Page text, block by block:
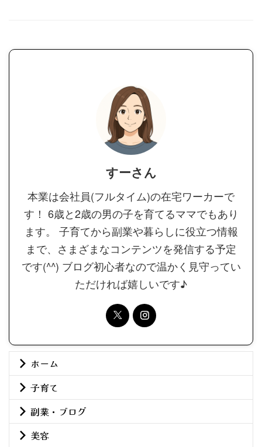
すーさん
本業は会社員(フルタイム)の在宅ワーカーで
す！ 6歳と2歳の男の子を育てるママでもあり
ます。 子育てから副業や暮らしに役立つ情報
まで、さまざまなコンテンツを発信する予定
です(^^) ブログ初心者なので温かく見守ってい
ただければ嬉しいです♪
ホーム
子育て
副業・ブログ
美容